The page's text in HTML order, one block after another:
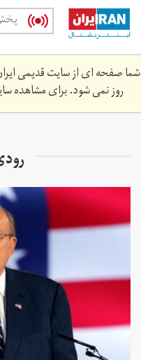
Skip
main
content
شما صفحه ای از سایت قدیمی
روز نمی شود. برای مشاهده